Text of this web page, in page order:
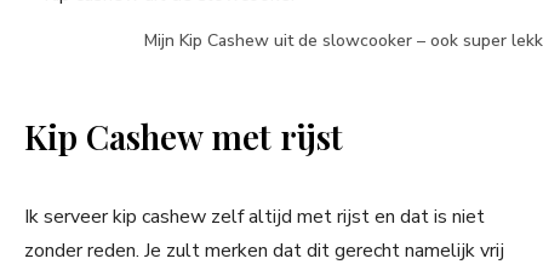
Mijn Kip Cashew uit de slowcooker – ook super
Kip Cashew met rijst
Ik serveer kip cashew zelf altijd met rijst en dat is niet
zonder reden. Je zult merken dat dit gerecht namelijk vrij